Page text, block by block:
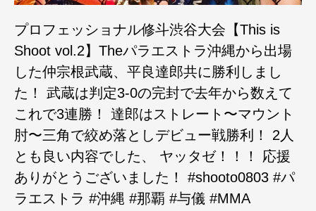
プロフェッショナル修斗渋谷大会【This is
Shoot vol.2】Theパラエストラ沖縄から出場
した仲宗根武蔵、平良達郎共に勝利しまし
た！ 武蔵は判定3-0の完封で去年から数えて
これで3連勝！ 達郎はストレート〜マウント
肘〜三角で絞め落としデビュー戦勝利！ 2人
とも良い内容でした、 ヤッタゼ！！！ 応援
ありがとうございました！ #shooto0803 #パ
ラエストラ #沖縄 #那覇 #与儀 #MMA